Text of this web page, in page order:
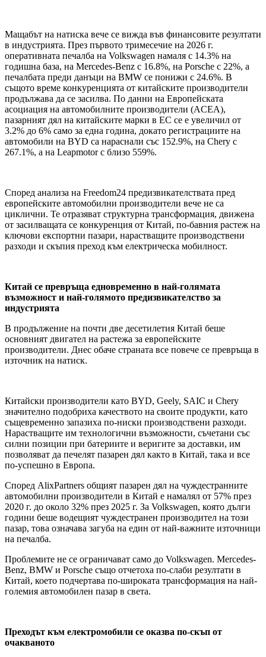
Мащабът на натиска вече се вижда във финансовите резултати
в индустрията. През първото тримесечие на 2026 г.
оперативната печалба на Volkswagen намаля с 14.3% на
годишна база, на Mercedes-Benz с 16.8%, на Porsche с 22%, а
печалбата преди данъци на BMW се понижи с 24.6%. В
същото време конкуренцията от китайските производители
продължава да се засилва. По данни на Европейската
асоциация на автомобилните производители (ACEA),
пазарният дял на китайските марки в ЕС се е увеличил от
3.2% до 6% само за една година, докато регистрациите на
автомобили на BYD са нараснали със 152.9%, на Chery с
267.1%, а на Leapmotor с близо 559%.
Според анализа на Freedom24 предизвикателствата пред
европейските автомобилни производители вече не са
циклични. Те отразяват структурна трансформация, движена
от засилващата се конкуренция от Китай, по-бавния растеж на
ключови експортни пазари, нарастващите производствени
разходи и скъпия преход към електрическа мобилност.
Китай се превръща едновременно в най-голямата
възможност и най-голямото предизвикателство за
индустрията
В продължение на почти две десетилетия Китай беше
основният двигател на растежа за европейските
производители. Днес обаче страната все повече се превръща в
източник на натиск.
Китайски производители като BYD, Geely, SAIC и Chery
значително подобриха качеството на своите продукти, като
същевременно запазиха по-ниски производствени разходи.
Нарастващите им технологични възможности, съчетани със
силни позиции при батериите и веригите за доставки, им
позволяват да печелят пазарен дял както в Китай, така и все
по-успешно в Европа.
Според AlixPartners общият пазарен дял на чуждестранните
автомобилни производители в Китай е намалял от 57% през
2020 г. до около 32% през 2025 г. За Volkswagen, която дълги
години беше водещият чуждестранен производител на този
пазар, това означава загуба на един от най-важните източници
на печалба.
Проблемите не се ограничават само до Volkswagen. Mercedes-
Benz, BMW и Porsche също отчетоха по-слаби резултати в
Китай, което подчертава по-широката трансформация на най-
големия автомобилен пазар в света.
Преходът към електромобили се оказва по-скъп от
очакваното